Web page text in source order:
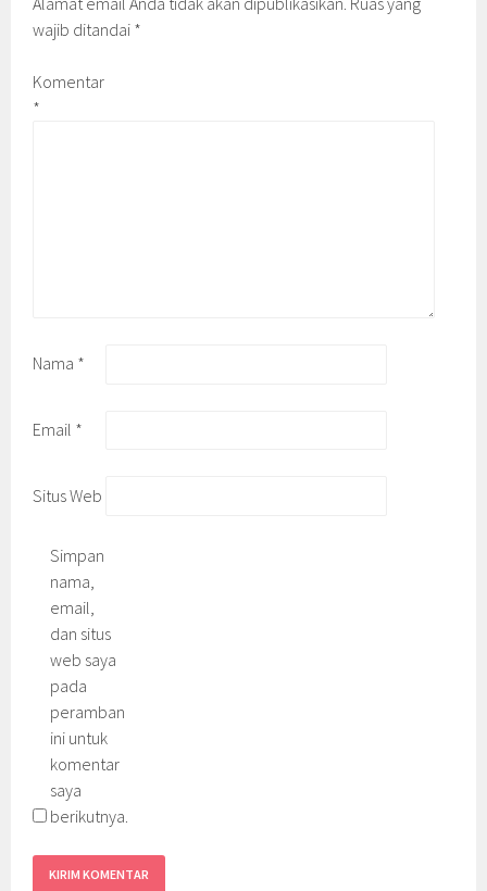
wajib ditandai *
Komentar
*
Nama *
Email *
Situs Web
Simpan
nama,
email,
dan situs
web saya
pada
peramban
ini untuk
komentar
saya
berikutnya.